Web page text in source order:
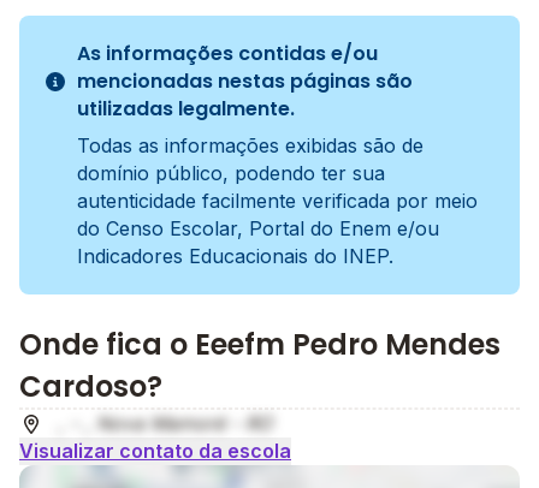
As informações contidas e/ou
mencionadas nestas páginas são
utilizadas legalmente.
Todas as informações exibidas são de
domínio público, podendo ter sua
autenticidade facilmente verificada por meio
do Censo Escolar, Portal do Enem e/ou
Indicadores Educacionais do INEP.
Onde fica o Eeefm Pedro Mendes
Cardoso?
, - , Nova Mamoré - RO
Visualizar contato da escola